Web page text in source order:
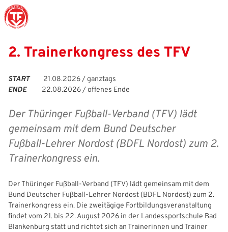
2. Trainerkongress des TFV
START
21.08.2026 / ganztags
ENDE
22.08.2026 / offenes Ende
Der Thüringer Fußball‑Verband (TFV) lädt
gemeinsam mit dem Bund Deutscher
Fußball‑Lehrer Nordost (BDFL Nordost) zum 2.
Trainerkongress ein.
Der Thüringer Fußball‑Verband (TFV) lädt gemeinsam mit dem
Bund Deutscher Fußball‑Lehrer Nordost (BDFL Nordost) zum 2.
Trainerkongress ein. Die zweitägige Fortbildungsveranstaltung
findet vom 21. bis 22. August 2026 in der Landessportschule Bad
Blankenburg statt und richtet sich an Trainerinnen und Trainer
Amtliches
Geschäftsstelle
Chronik
Ehrentafel
Karriere
Partnerschaft
Mitgliedschaft
Frauen
Sicherheit
Junioren
Juniorinnen
Kinderfußball
eSports
Schiedsrichter
Stützpunkte
Eliteschulen
Schiedsrichter
Erzieher und Lehrer
Veranstaltungskalender
DFB-Mobil
Ehrenamt
DFB-Masterplan
Vielfalt
Fair Play
Inklusion
Prävention
Schule und Kita
Termine
Newsletter
DFBnet
Passwesen
Vereinsangebote
Archiv
Downloads